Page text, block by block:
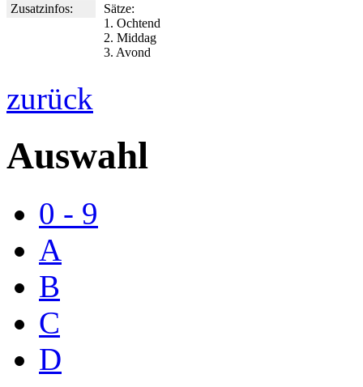
Zusatzinfos:
Sätze:
1. Ochtend
2. Middag
3. Avond
zurück
Auswahl
0 - 9
A
B
C
D